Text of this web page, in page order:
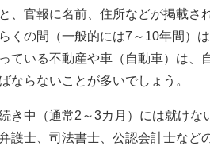
、官報に名前、住所などが掲載
くの間（一般的には7～10年間）
ている不動産や車（自動車）は、
ならないことが多いでしょう。
き中（通常2～3カ月）には就け
護士、司法書士、公認会計士など